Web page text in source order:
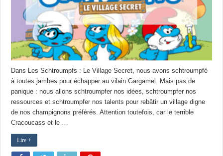
Dans Les Schtroumpfs : Le Village Secret, nous avons schtroumpfé
à toutes jambes pour échapper au vilain Gargamel. Mais pas de
panique : nous allons schtroumpfer nos idées, schtroumpfer nos
ressources et schtroumpfer nos talents pour rebâtir un village digne
de nos champignons préférés. Attention toutefois, car le terrible
Cracoucass et le …
Lire +